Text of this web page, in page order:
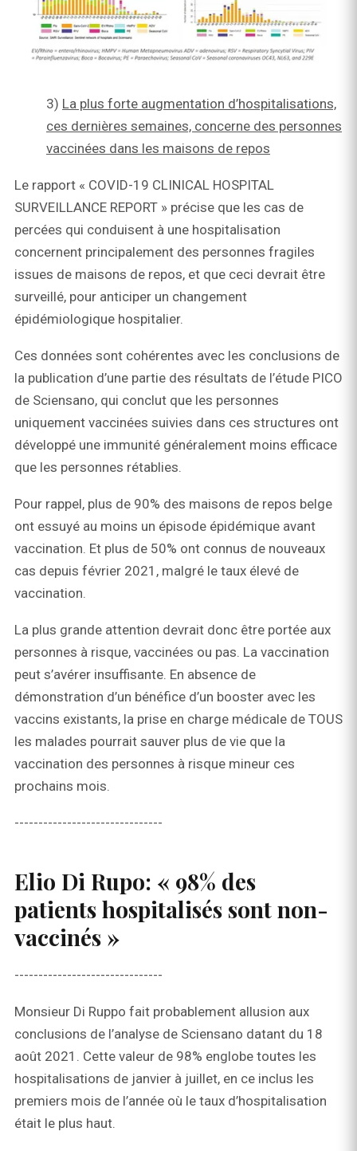
3) La plus forte augmentation d’hospitalisations,
ces dernières semaines, concerne des personnes
vaccinées dans les maisons de repos
Le rapport « COVID-19 CLINICAL HOSPITAL
SURVEILLANCE REPORT » précise que les cas de
percées qui conduisent à une hospitalisation
concernent principalement des personnes fragiles
issues de maisons de repos, et que ceci devrait être
surveillé, pour anticiper un changement
épidémiologique hospitalier.
Ces données sont cohérentes avec les conclusions de
la publication d’une partie des résultats de l’étude PICO
de Sciensano, qui conclut que les personnes
uniquement vaccinées suivies dans ces structures ont
développé une immunité généralement moins efficace
que les personnes rétablies.
Pour rappel, plus de 90% des maisons de repos belge
ont essuyé au moins un épisode épidémique avant
vaccination. Et plus de 50% ont connus de nouveaux
cas depuis février 2021, malgré le taux élevé de
vaccination.
La plus grande attention devrait donc être portée aux
personnes à risque, vaccinées ou pas. La vaccination
peut s’avérer insuffisante. En absence de
démonstration d’un bénéfice d’un booster avec les
vaccins existants, la prise en charge médicale de TOUS
les malades pourrait sauver plus de vie que la
vaccination des personnes à risque mineur ces
prochains mois.
-------------------------------
Elio Di Rupo: « 98% des
patients hospitalisés sont non-
vaccinés »
-------------------------------
Monsieur Di Ruppo fait probablement allusion aux
conclusions de l’analyse de Sciensano datant du 18
août 2021. Cette valeur de 98% englobe toutes les
hospitalisations de janvier à juillet, en ce inclus les
premiers mois de l’année où le taux d’hospitalisation
était le plus haut.